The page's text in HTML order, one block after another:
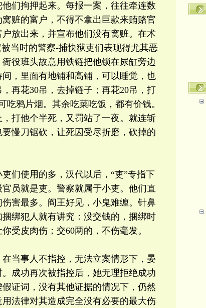
们拘押起来。每报一案，往往牵连数
赃的富户，不得不拿出巨款来贿赂官
放出来，并宣布他们没有窝赃。在术
当时的警察-捕快狱吏们表现得尤其恶
役班头故意用铁链把他锁在尿缸旁边
，里面有地铺和高铺，可以睡觉，也
再花30吊，去掉链子；再花20吊，打
吃鸦片烟。其余吃菜吃饭，都有价钱。
打他个半死，又罚站了一夜。就连斩
慢刀锯砍，让死囚受尽折磨，砍掉的
们使用的多，汉代以后，“吏”专指下
员就是吏。警察就属于小吏。他们直
害最多。阎王好见，小鬼难缠。针鼻
绑犯人就有讲究：没交钱的，捆绑时
受皮肉伤；交60两的，不伤毫发。
当事人不指控，无法立案情形下，晏
成功再次被指控后，她无理拒绝成功
证词，没有其他证据的情况下，仍然
法律对其造成完全没有必要的最大伤